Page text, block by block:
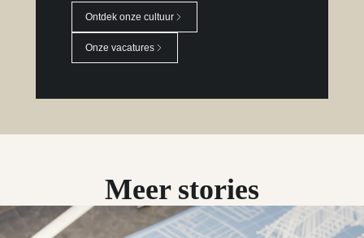
Ontdek onze cultuur
Onze vacatures
Meer stories